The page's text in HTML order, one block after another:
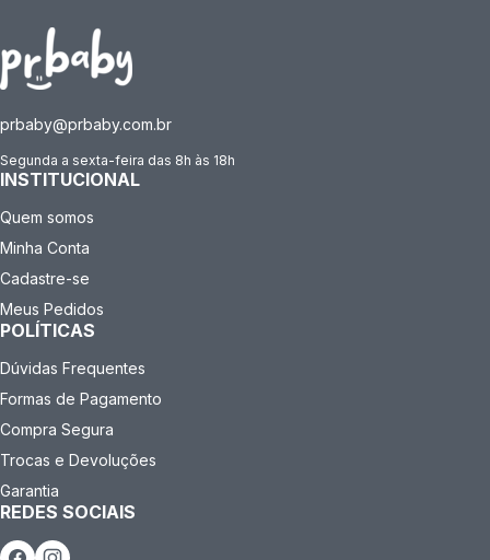
prbaby@prbaby.com.br
Segunda a sexta-feira das 8h às 18h
INSTITUCIONAL
Quem somos
Minha Conta
Cadastre-se
Meus Pedidos
POLÍTICAS
Dúvidas Frequentes
Formas de Pagamento
Compra Segura
Trocas e Devoluções
Garantia
REDES SOCIAIS